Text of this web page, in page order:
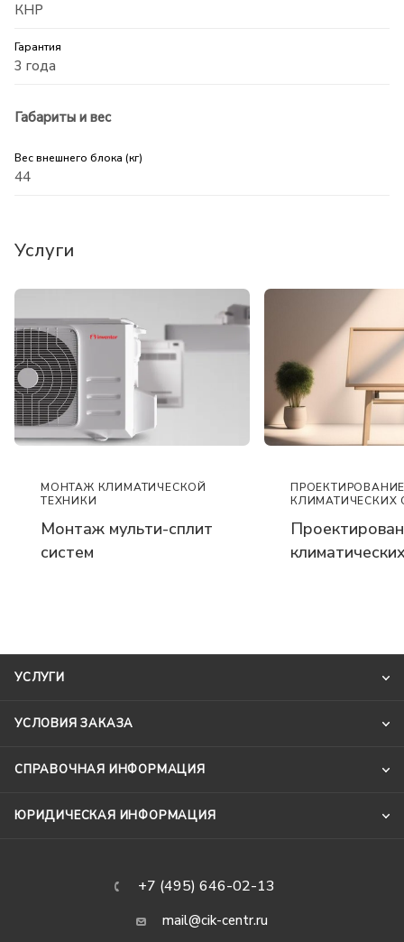
КНР
Гарантия
3 года
Габариты и вес
Вес внешнего блока (кг)
44
Услуги
МОНТАЖ КЛИМАТИЧЕСКОЙ
ТЕХНИКИ
Монтаж мульти-сплит
систем
КЛИМАТИЧЕСКИХ
УСЛУГИ
УСЛОВИЯ ЗАКАЗА
СПРАВОЧНАЯ ИНФОРМАЦИЯ
ЮРИДИЧЕСКАЯ ИНФОРМАЦИЯ
+7 (495) 646-02-13
mail@cik-centr.ru